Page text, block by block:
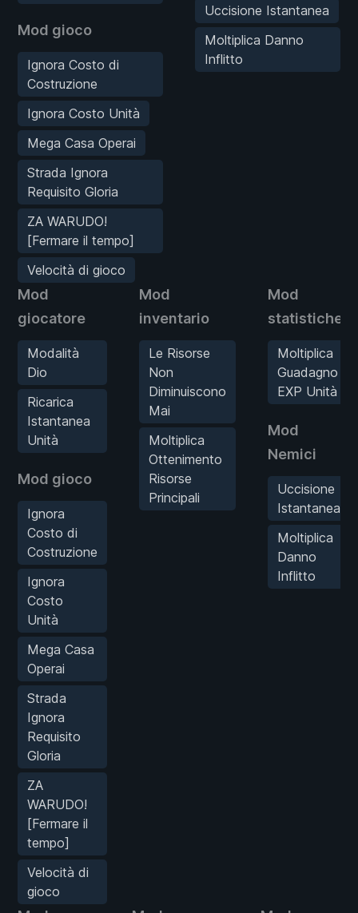
Mod gioco
Ignora Costo di
Costruzione
Ignora Costo Unità
Mega Casa Operai
Strada Ignora
Requisito Gloria
ZA WARUDO!
[Fermare il tempo]
Velocità di gioco
Uccisione Istantanea
Moltiplica Danno
Inflitto
Mod
giocatore
Modalità
Dio
Ricarica
Istantanea
Unità
Mod gioco
Ignora
Costo di
Costruzione
Ignora
Costo
Unità
Mega Casa
Operai
Strada
Ignora
Requisito
Gloria
ZA
WARUDO!
[Fermare il
tempo]
Velocità di
gioco
Mod
inventario
Le Risorse
Non
Diminuiscono
Mai
Moltiplica
Ottenimento
Risorse
Principali
Mod
statistiche
Moltiplica
Guadagno
EXP Unità
Mod
Nemici
Uccisione
Istantanea
Moltiplica
Danno
Inflitto